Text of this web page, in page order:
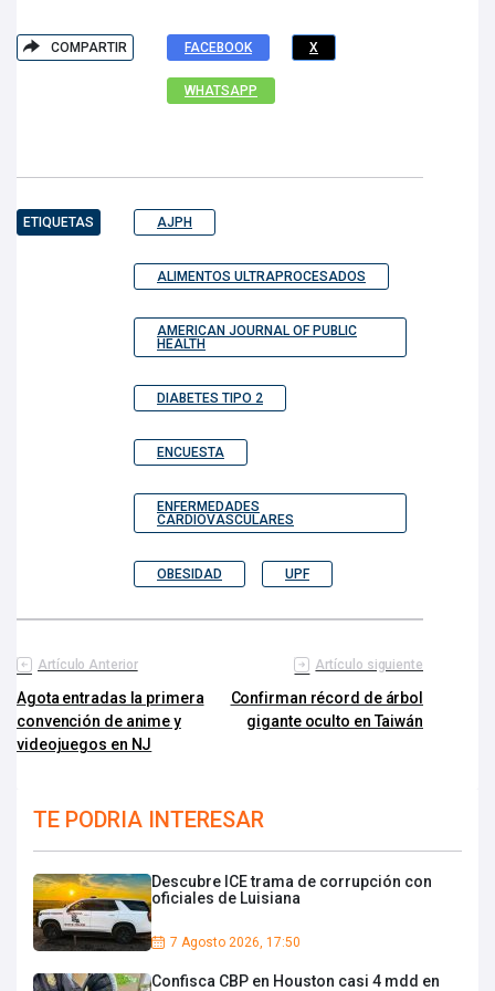
COMPARTIR FACEBOOK X
WHATSAPP
ETIQUETAS AJPH
ALIMENTOS ULTRAPROCESADOS
AMERICAN JOURNAL OF PUBLIC
HEALTH
DIABETES TIPO 2
ENCUESTA
ENFERMEDADES
CARDIOVASCULARES
OBESIDAD UPF
Artículo Anterior
Agota entradas la primera
convención de anime y
videojuegos en NJ
Artículo siguiente
Confirman récord de árbol
gigante oculto en Taiwán
TE PODRIA INTERESAR
Descubre ICE trama de corrupción con
oficiales de Luisiana
7 Agosto 2026, 17:50
Confisca CBP en Houston casi 4 mdd en